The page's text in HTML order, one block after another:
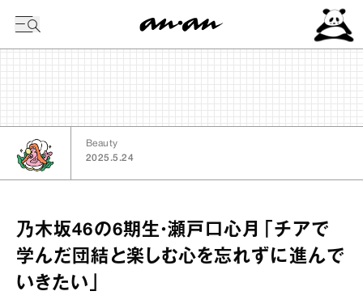
Beauty
2025.5.24
乃木坂46の6期生・瀬戸口心月「チアで
学んだ団結と楽しむ心を忘れずに進んで
いきたい」